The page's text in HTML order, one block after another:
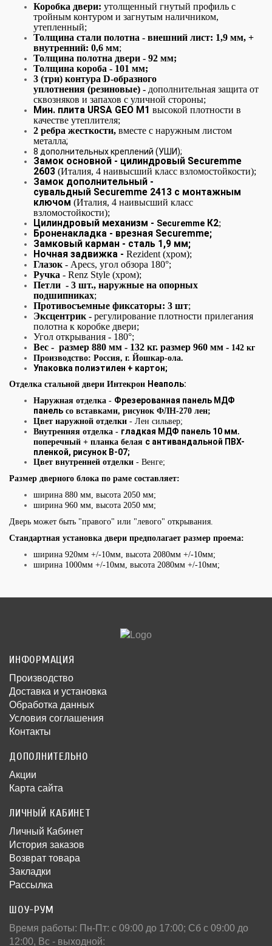
Коробка двери: утолщенный гнутый профиль с
тройным контуром и загнутым наличником,
утепленный;
Толщина стали полотна - внешний лист: 1,9 мм, +
внутренний: 0,6 мм;
Толщина полотна двери - 92 мм;
Толщина короба - 101 мм;
3 (три) контура D-образного
уплотнения (резиновые) - дополнительная защита от
сквозняков и запахов с уличной стороны;
Мин. плита URSA GEO М1 высокой плотности в
качестве утеплителя;
2 ребра жесткости, вместе с наружным листом
металла;
8 дополнительных креплений (УШИ);
Замок основной - цилиндровый Securemme
2603 (Италия, 4 наивысший класс взломостойкости);
Замок дополнительный -
сувальдный Securemme 2413 с монтажным
ключом (Италия, 4 наивысший класс
взломостойкости);
Цилиндровый механизм - Securemme К2;
Броненакладка - врезная Securemme;
Замковый карман - сталь 1,9 мм;
Ночная задвижка - Rezident (хром);
Глазок - Apecs, угол обзора 180°;
Ручка - Renz Style (хром);
Петли - 3 шт., наружные на опорных
подшипниках;
Противосъемные фиксаторы: 3 шт;
Эксцентрик - регулирование плотности прилегания
полотна к коробке двери;
Угол открывания - 180°;
Вес - размер 880 мм - 132 кг. размер 960 мм - 142 кг
Производство: Россия, г. Йошкар-ола.
Упаковка полиэтилен + картон;
Отделка стальной двери Интекрон Неаполь:
Наружная отделка - Фрезерованная панель МДФ
панель со вставками, рисунок ФЛН-270 лен;
Цвет наружной отделки - Лен сильвер;
Внутренняя отделка - гладкая МДФ панель 10 мм.
поперечный + планка белая с антивандальной ПВХ-
пленкой, рисунок В-07;
Цвет внутренней отделки - Венге;
Размер дверного блока по раме составляет:
ширина 880 мм, высота 2050 мм;
ширина 960 мм, высота 2050 мм;
Дверь может быть "правого" или "левого" открывания.
Стандартная установка двери предполагает размер проема:
ширина 920мм +/-10мм, высота 2080мм +/-10мм;
ширина 1000мм +/-10мм, высота 2080мм +/-10мм;
ИНФОРМАЦИЯ
Производство
Доставка и установка
Обработка данных
Условия соглашения
Контакты
ДОПОЛНИТЕЛЬНО
Акции
Карта сайта
ЛИЧНЫЙ КАБИНЕТ
Личный Кабинет
История заказов
Возврат товара
Закладки
Рассылка
ШОУ-РУМ
Время работы: Пн-Пт: c 09:00 до 17:00; Сб с 09:00 до
12:00, Вс - выходной: